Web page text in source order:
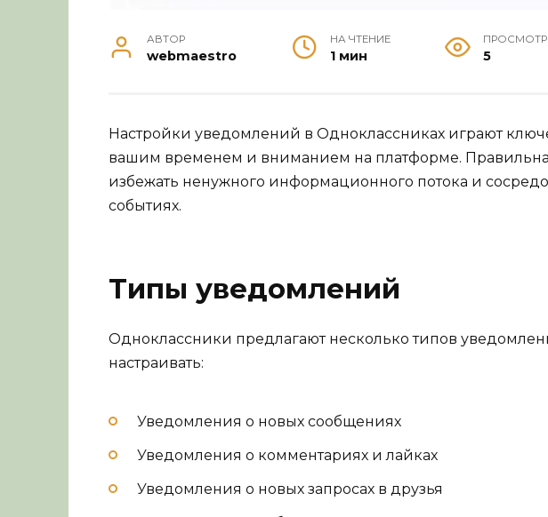
АВТОР
webmaestro
НА ЧТЕНИЕ
1 мин 5
Настройки уведомлений в Одноклассниках играют
вашим временем и вниманием на платформе.
избежать ненужного информационного потока и
событиях.
Типы уведомлений
Одноклассники предлагают несколько типов
настраивать:
Уведомления о новых сообщениях
Уведомления о комментариях и лайках
Уведомления о новых запросах в друзья